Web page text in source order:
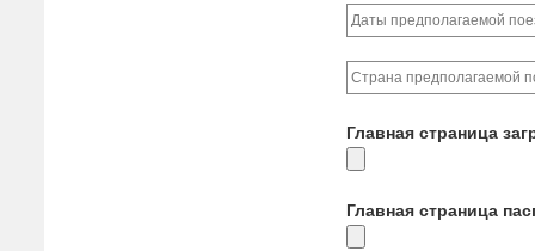
Главная страница
Главная страница